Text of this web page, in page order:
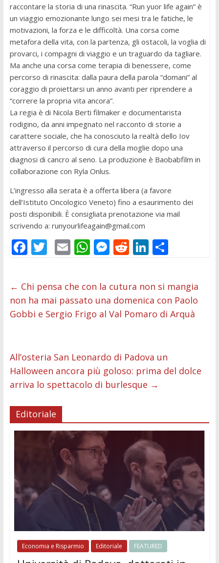
raccontare la storia di una rinascita. “Run yuor life again” è
un viaggio emozionante lungo sei mesi tra le fatiche, le
motivazioni, la forza e le difficoltà. Una corsa come
metafora della vita, con la partenza, gli ostacoli, la voglia di
provarci, i compagni di viaggio e un traguardo da tagliare.
Ma anche una corsa come terapia di benessere, come
percorso di rinascita: dalla paura della parola “domani” al
coraggio di proiettarsi un anno avanti per riprendere a
“correre la propria vita ancora”.
La regia è di Nicola Berti filmaker e documentarista
rodigino, da anni impegnato nel racconto di storie a
carattere sociale, che ha conosciuto la realtà dello Iov
attraverso il percorso di cura della moglie dopo una
diagnosi di cancro al seno. La produzione è Baobabfilm in
collaborazione con Ryla Onlus.
L’ingresso alla serata è a offerta libera (a favore
dell’Istituto Oncologico Veneto) fino a esaurimento dei
posti disponibili. È consigliata prenotazione via mail
scrivendo a: runyourlifeagain@gmail.com
F
e
b
o
T
er
E
ai
l
W
at
s
A
p
M
ss
e
n
R
di
t
Li
e
dI
C
di
vi
← Chi pensa che con la cutura non si mangia
non ha mai passato una domenica con Paolo
Gobbi e Sergio Frigo al Val Pomaro di Arquà
All’osteria San Leonardo di Padova un
Halloween ancora più goloso: prima del dolce
arriva lo spettacolo di burlesque →
Editoriale
Economia e Risparmio Editoriale FEATURED